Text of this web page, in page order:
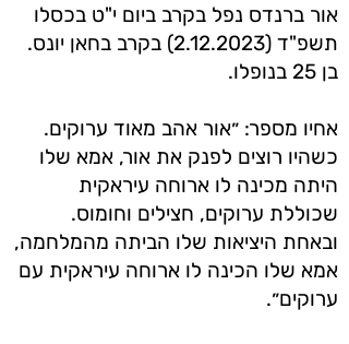
אור ברנדס נפל בקרב ביום י"ט בכסלו
תשפ"ד (2.12.2023) בקרב בחאן יונס.
בן 25 בנופלו.
אחיו מספר: ״אור אהב מאוד ערוקים.
כשהיו רוצים לפנק את אור, אמא שלו
היתה מכינה לו ארוחה עיראקית
שכוללת ערוקים, חצילים וחומוס.
ובאחת היציאות שלו הביתה מהמלחמה,
אמא שלו הכינה לו ארוחה עיראקית עם
ערוקים״.